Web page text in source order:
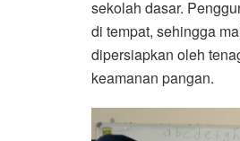
sekolah dasar.
di tempat, sehingga
dipersiapkan oleh
keamanan pangan.